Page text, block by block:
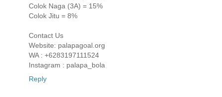
Colok Naga (3A) = 15%
Colok Jitu = 8%
Contact Us
Website: palapagoal.org
WA : +6283197111524
Instagram : palapa_bola
Reply